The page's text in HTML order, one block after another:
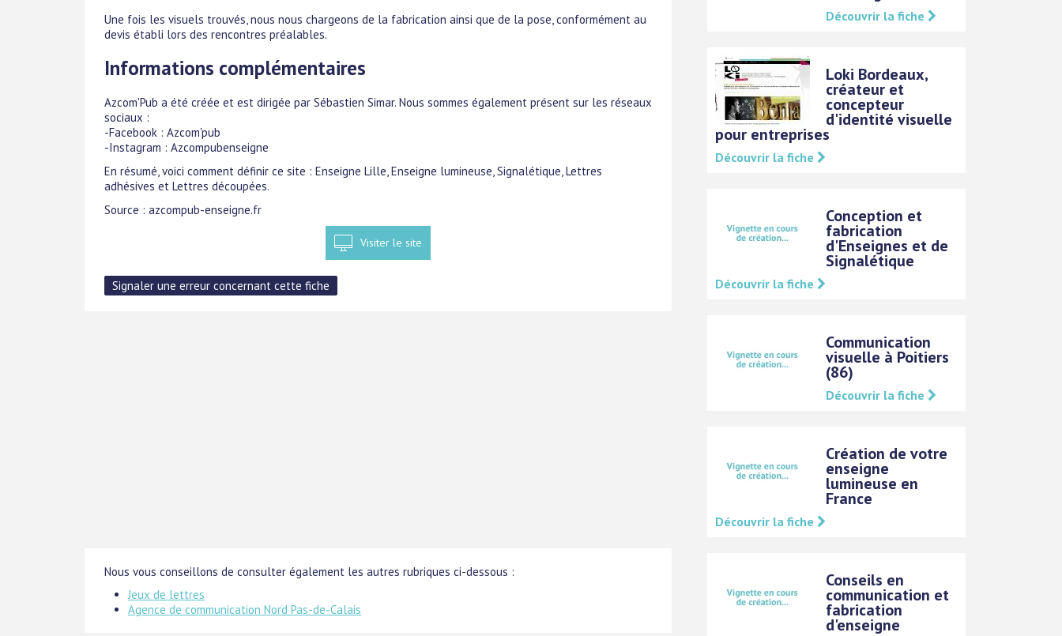
Une fois les visuels trouvés, nous nous chargeons de la fabrication ainsi que de la pose, conformément au
devis établi lors des rencontres préalables.
Informations complémentaires
Azcom'Pub a été créée et est dirigée par Sébastien Simar. Nous sommes également présent sur les réseaux
sociaux :
-Facebook : Azcom'pub
-Instagram : Azcompubenseigne
En résumé, voici comment définir ce site : Enseigne Lille, Enseigne lumineuse, Signalétique, Lettres
adhésives et Lettres découpées.
Source : azcompub-enseigne.fr
Visiter le site
Nous vous conseillons de consulter également les autres rubriques ci-dessous :
Jeux de lettres
Agence de communication Nord Pas-de-Calais
Découvrir la fiche
Loki Bordeaux,
créateur et
concepteur
d'identité visuelle
pour entreprises
Découvrir la fiche
Conception et
fabrication
d'Enseignes et de
Signalétique
Découvrir la fiche
Communication
visuelle à Poitiers
(86)
Découvrir la fiche
Création de votre
enseigne
lumineuse en
France
Découvrir la fiche
Conseils en
communication et
fabrication
d'enseigne